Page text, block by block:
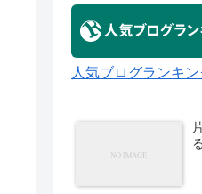
人気ブログランキ